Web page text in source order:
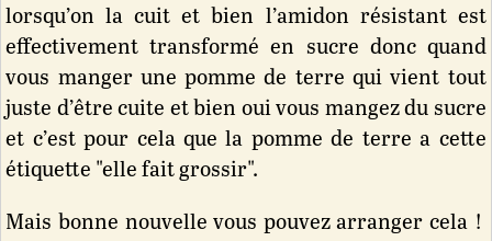
lorsqu’on la cuit et bien l’amidon résistant est
effectivement transformé en sucre donc quand
vous manger une pomme de terre qui vient tout
juste d’être cuite et bien oui vous mangez du sucre
et c’est pour cela que la pomme de terre a cette
étiquette "elle fait grossir".
Mais bonne nouvelle vous pouvez arranger cela !